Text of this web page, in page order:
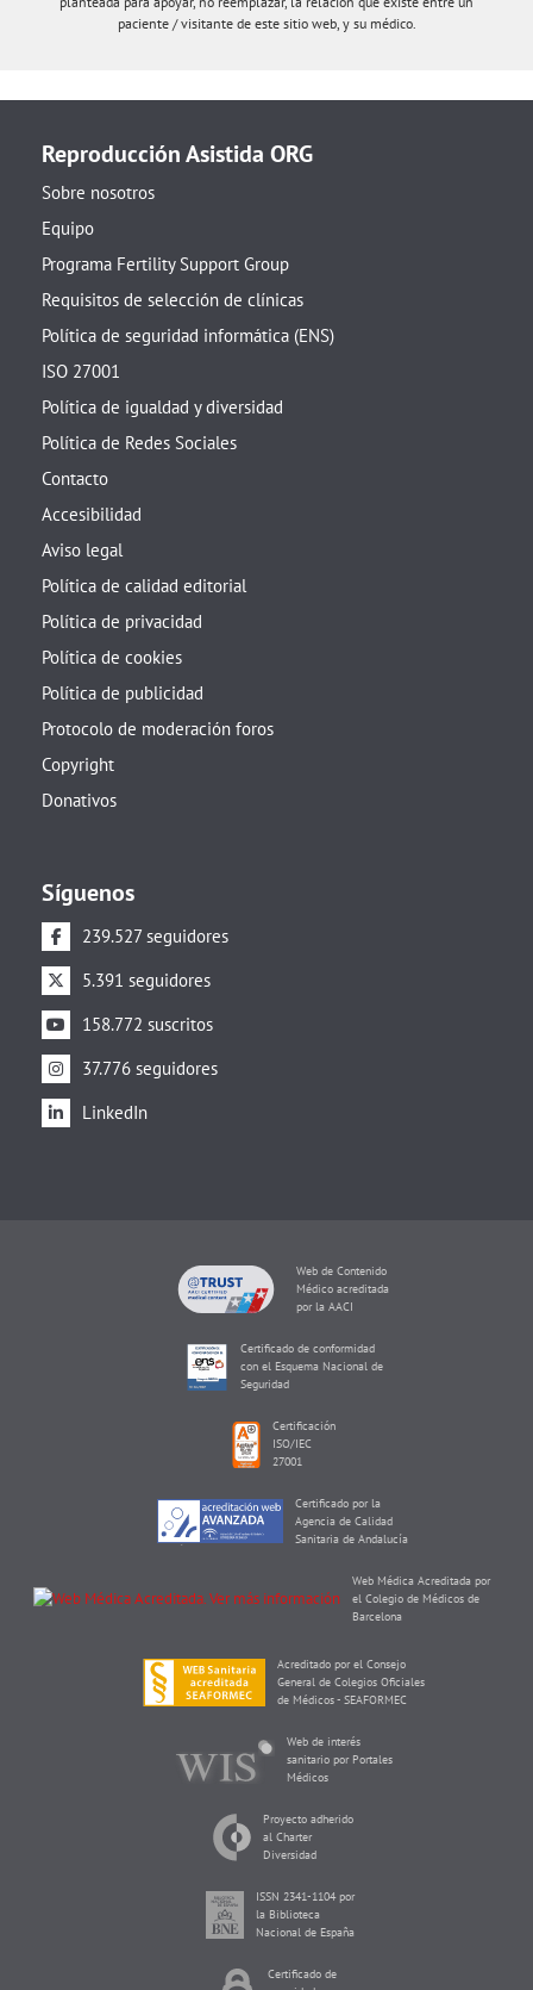
paciente / visitante de este sitio web, y su médico.
Reproducción Asistida ORG
Sobre nosotros
Equipo
Programa Fertility Support Group
Requisitos de selección de clínicas
Política de seguridad informática (ENS)
ISO 27001
Política de igualdad y diversidad
Política de Redes Sociales
Contacto
Accesibilidad
Aviso legal
Política de calidad editorial
Política de privacidad
Política de cookies
Política de publicidad
Protocolo de moderación foros
Copyright
Donativos
Síguenos
239.527 seguidores
5.391 seguidores
158.772 suscritos
37.776 seguidores
LinkedIn
Web de Contenido
Médico acreditada
por la AACI
Certificado de conformidad
con el Esquema Nacional de
Seguridad
Certificación
ISO/IEC
27001
Certificado por la
Agencia de Calidad
Sanitaria de Andalucía
Web Médica Acreditada por
el Colegio de Médicos de
Barcelona
Acreditado por el Consejo
General de Colegios Oficiales
de Médicos - SEAFORMEC
Web de interés
sanitario por Portales
Médicos
Proyecto adherido
al Charter
Diversidad
ISSN 2341-1104 por
la Biblioteca
Nacional de España
Certificado de